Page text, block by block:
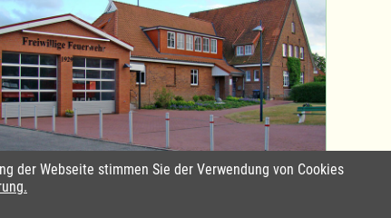
Sterley
der Webseite stimmen Sie der Verwendung von Cookies